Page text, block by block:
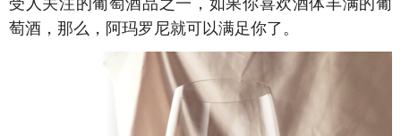
受人关注的葡萄酒品之一，如果你喜欢酒体丰满的葡
萄酒，那么，阿玛罗尼就可以满足你了。